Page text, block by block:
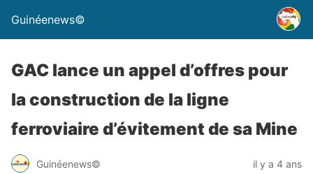
Guinéenews©
GAC lance un appel d’offres pour
la construction de la ligne
ferroviaire d’évitement de sa Mine
Guinéenews© il y a 4 ans